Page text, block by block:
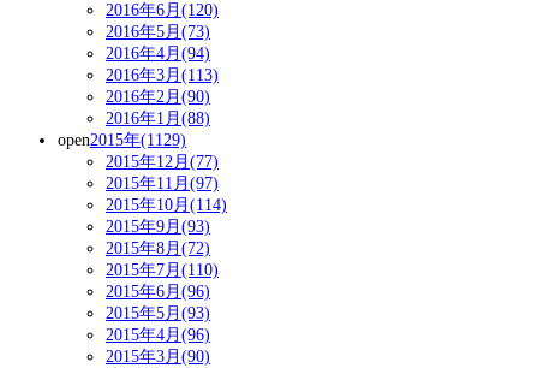
2016年6月(120)
2016年5月(73)
2016年4月(94)
2016年3月(113)
2016年2月(90)
2016年1月(88)
open2015年(1129)
2015年12月(77)
2015年11月(97)
2015年10月(114)
2015年9月(93)
2015年8月(72)
2015年7月(110)
2015年6月(96)
2015年5月(93)
2015年4月(96)
2015年3月(90)